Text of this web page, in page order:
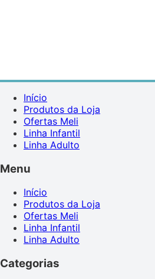
Início
Produtos da Loja
Ofertas Meli
Linha Infantil
Linha Adulto
Menu
Início
Produtos da Loja
Ofertas Meli
Linha Infantil
Linha Adulto
Categorias